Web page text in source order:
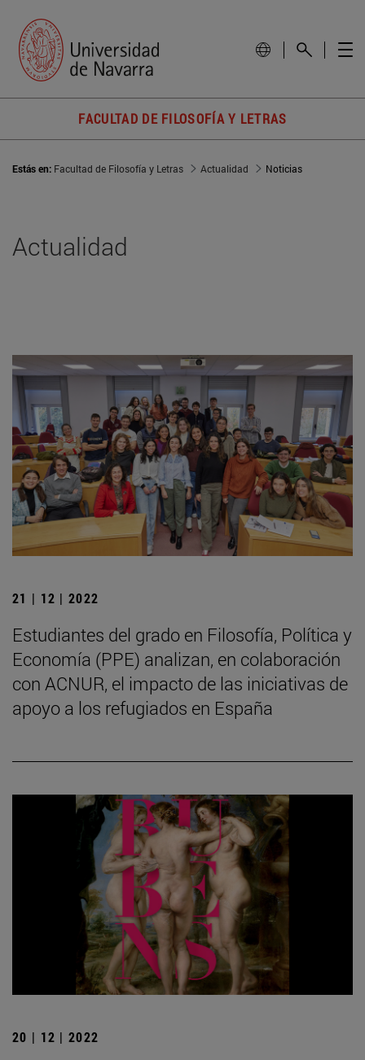
FACULTAD DE FILOSOFÍA Y LETRAS
Estás en: Facultad de Filosofía y Letras Actualidad Noticias
Actualidad
21 | 12 | 2022
Estudiantes del grado en Filosofía, Política y
Economía (PPE) analizan, en colaboración
con ACNUR, el impacto de las iniciativas de
apoyo a los refugiados en España
20 | 12 | 2022